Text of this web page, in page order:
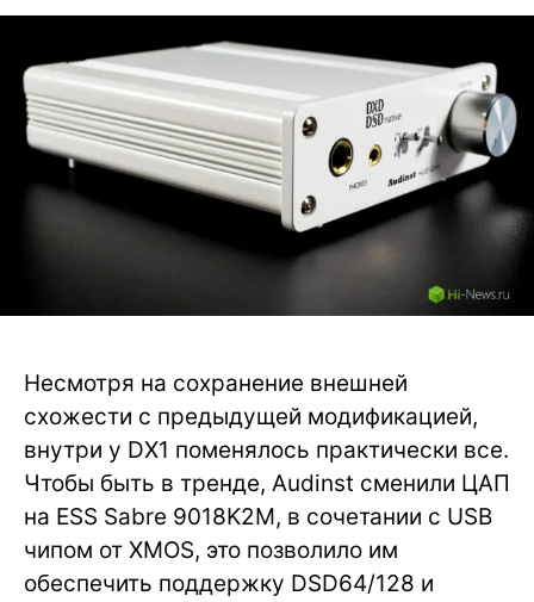
Несмотря на сохранение внешней
схожести с предыдущей модификацией,
внутри у DX1 поменялось практически все.
Чтобы быть в тренде, Audinst сменили ЦАП
на ESS Sabre 9018K2M, в сочетании с USB
чипом от XMOS, это позволило им
обеспечить поддержку DSD64/128 и